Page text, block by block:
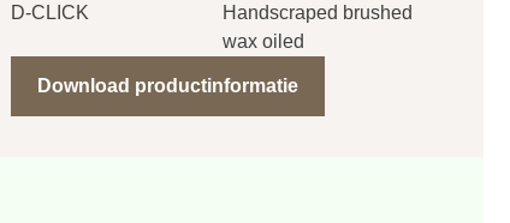
D-CLICK
Handscraped brushed
wax oiled
Download productinformatie